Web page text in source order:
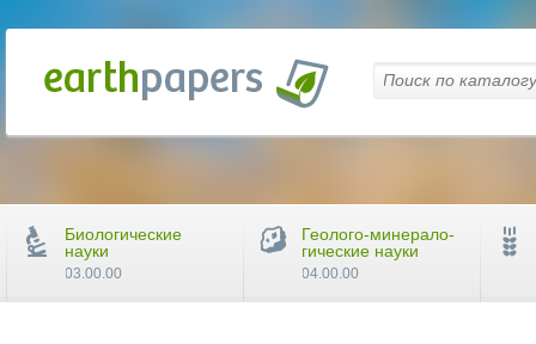
Биологические
науки
03.00.00
Геолого-минерало-
гические науки
04.00.00